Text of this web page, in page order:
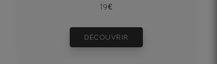
19€
DÉCOUVRIR